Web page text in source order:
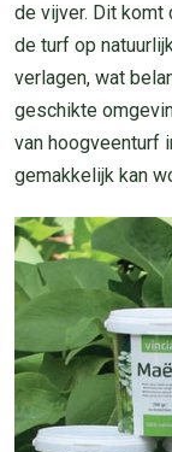
de vijver. Dit komt
de turf op
verlagen, wat
geschikte
van hoogveenturf
gemakkelijk kan